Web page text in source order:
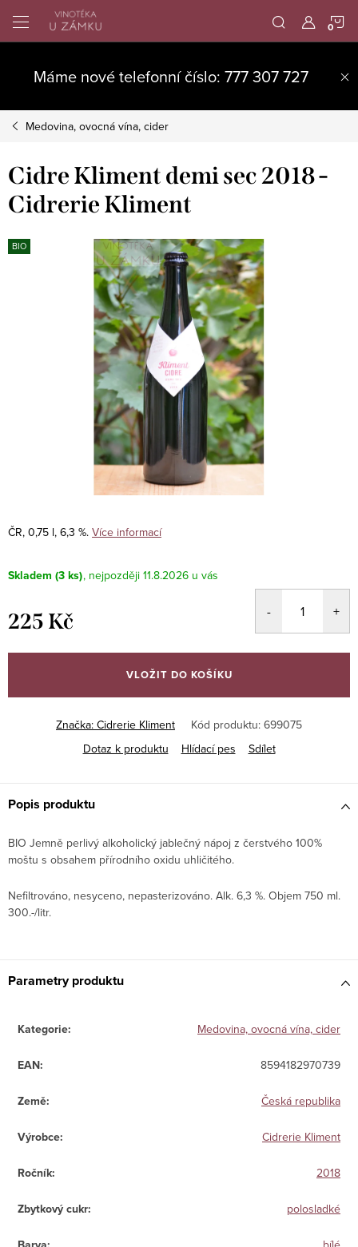
obsah
Máme nové telefonní číslo: 777 307 727
Medovina, ovocná vína, cider
Cidre Kliment demi sec 2018 -
Cidrerie Kliment
BIO
ČR, 0,75 l, 6,3 %. Více informací
Skladem (3 ks) 11.8.2026
225 Kč
cena:
VLOŽIT DO KOŠÍKU
Značka: Cidrerie Kliment Kód produktu: 699075
Dotaz k produktu
Hlídací pes Sdílet
Popis produktu
BIO Jemně perlivý alkoholický jablečný nápoj z čerstvého 100%
moštu s obsahem přírodního oxidu uhličitého.
Nefiltrováno, nesyceno, nepasterizováno. Alk. 6,3 %. Objem 750 ml.
300.-/litr.
Parametry produktu
Kategorie: Medovina, ovocná vína, cider
EAN: 8594182970739
Země: Česká republika
Výrobce: Cidrerie Kliment
Ročník: 2018
Zbytkový cukr: polosladké